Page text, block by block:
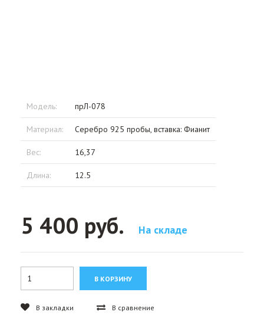
Модель: прЛ-078
Материал: Серебро 925 пробы, вставка: Фианит
Вес: 16,37
Длина: 12.5
5 400 руб. На складе
В закладки В сравнение